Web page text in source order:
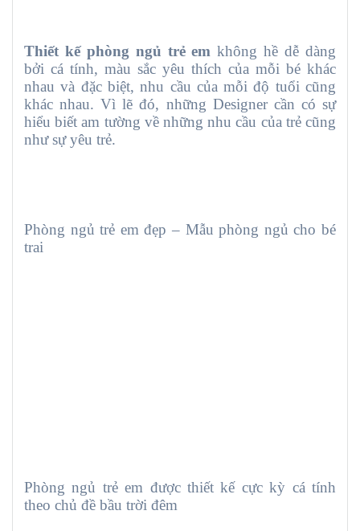
Thiết kế phòng ngủ trẻ em không hề dễ dàng
bởi cá tính, màu sắc yêu thích của mỗi bé khác
nhau và đặc biệt, nhu cầu của mỗi độ tuổi cũng
khác nhau. Vì lẽ đó, những Designer cần có sự
hiểu biết am tường về những nhu cầu của trẻ cũng
như sự yêu trẻ.
Phòng ngủ trẻ em đẹp – Mẫu phòng ngủ cho bé
trai
Phòng ngủ trẻ em được thiết kế cực kỳ cá tính
theo chủ đề bầu trời đêm